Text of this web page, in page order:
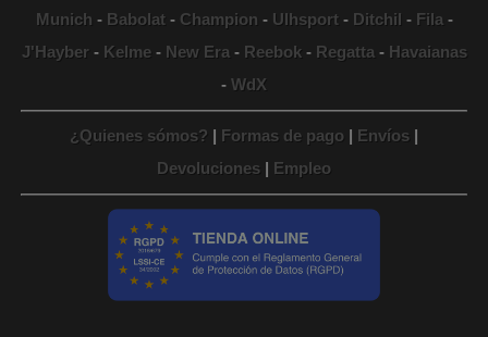
Munich - Babolat- Champion - Ulhsport- Ditchil - Fila-
J'Hayber- Kelme- New Era- Reebok- Regatta- Havaianas
- WdX
¿Quienes sómos? Formas de pago Envíos
Devoluciones
Empleo